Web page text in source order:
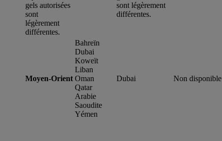
gels autorisées
sont
légèrement
différentes.
sont légèrement
différentes.
Moyen-Orient
Bahreïn
Dubai
Koweït
Liban
Oman
Qatar
Arabie
Saoudite
Yémen
Dubai Non disponible